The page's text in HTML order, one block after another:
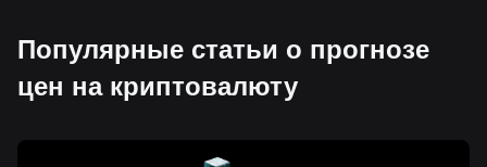
Популярные статьи о прогнозе
цен на криптовалюту